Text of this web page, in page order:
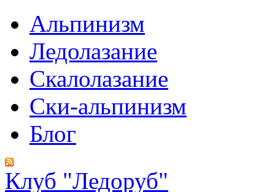
Альпинизм
Ледолазание
Скалолазание
Ски-альпинизм
Блог
Клуб "Ледоруб"